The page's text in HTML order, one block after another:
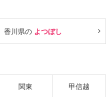
香川県の よつぼし
関東 甲信越